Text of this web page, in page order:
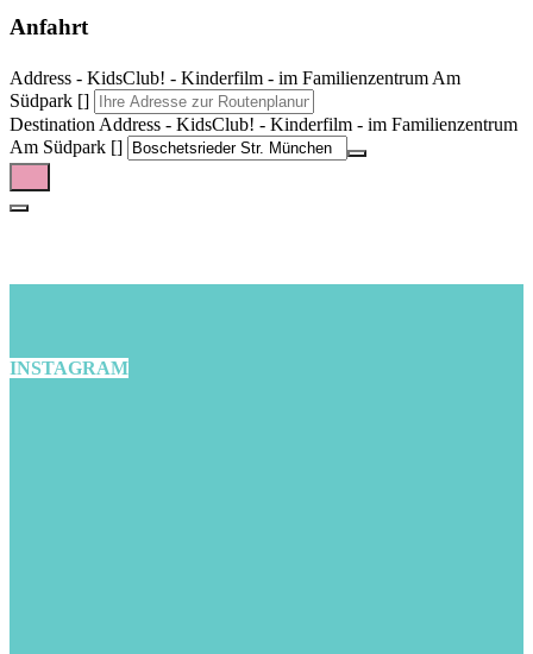
Anfahrt
Address - KidsClub! - Kinderfilm - im Familienzentrum Am
Südpark []
Destination Address - KidsClub! - Kinderfilm - im Familienzentrum
Am Südpark []
INSTAGRAM